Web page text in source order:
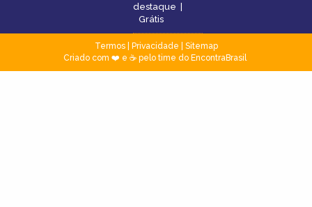
destaque |
Grátis
Termos| Privacidade
Sitemap
Criado com ❤️ e ☕ pelo time do EncontraBrasil